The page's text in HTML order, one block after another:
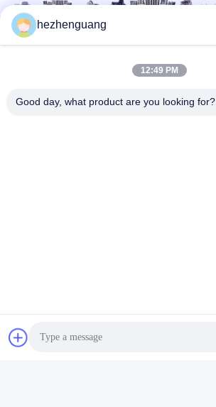
hezhenguang
12:49 PM
Good day, what product are you looking for?